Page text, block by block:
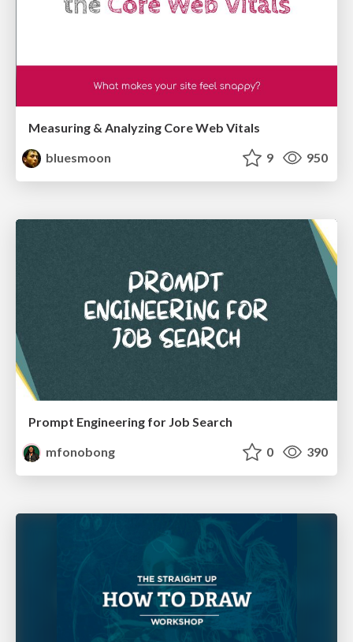
Measuring & Analyzing Core Web Vitals
bluesmoon
9 950
Prompt Engineering for Job Search
mfonobong
0 390